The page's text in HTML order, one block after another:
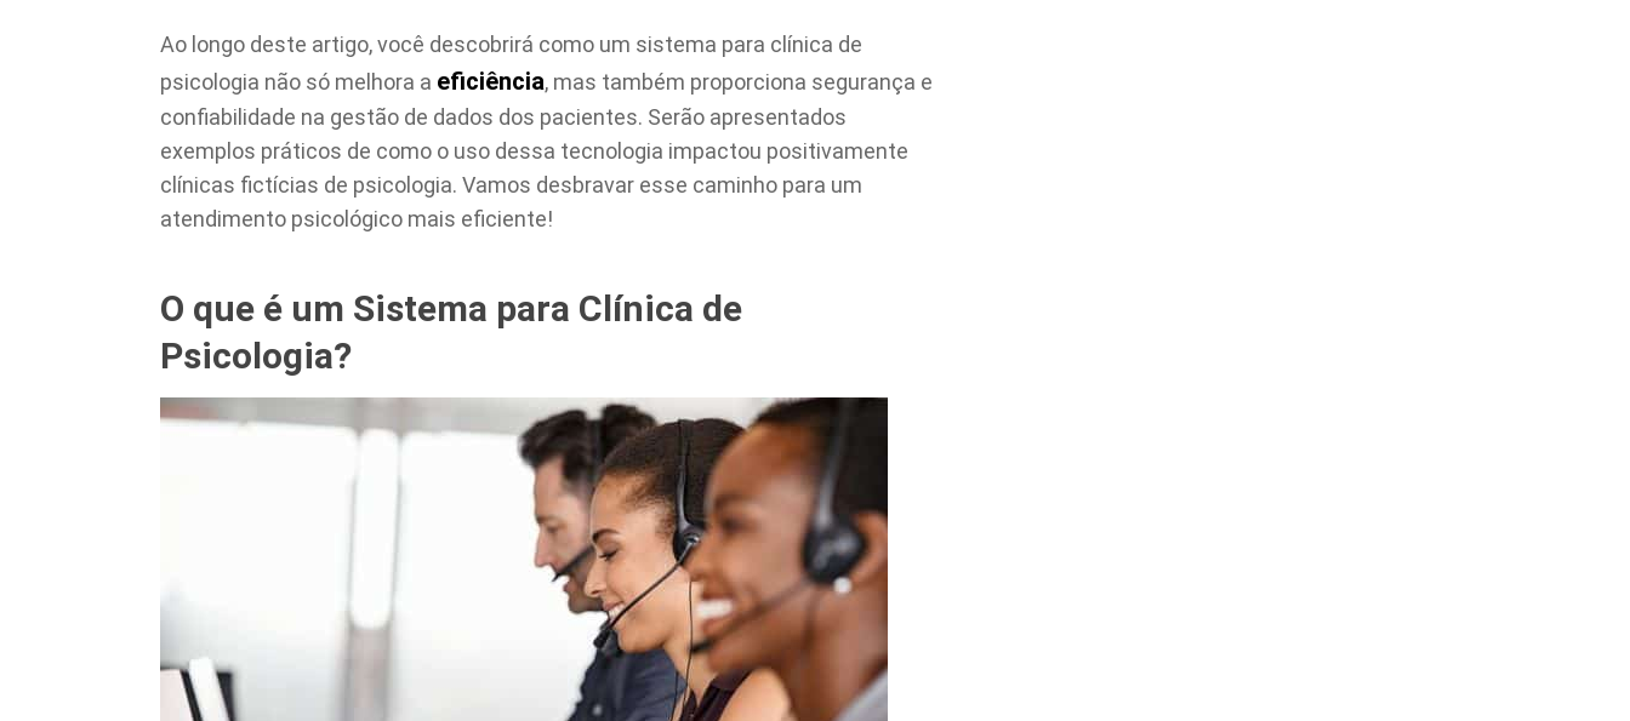
Ao longo deste artigo, você descobrirá como um sistema para clínica de
psicologia não só melhora a eficiência, mas também proporciona segurança e
confiabilidade na gestão de dados dos pacientes. Serão apresentados
exemplos práticos de como o uso dessa tecnologia impactou positivamente
clínicas fictícias de psicologia. Vamos desbravar esse caminho para um
atendimento psicológico mais eficiente!
O que é um Sistema para Clínica de
Psicologia?